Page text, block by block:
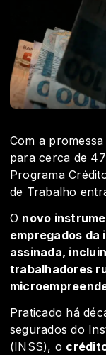
Com a
para cerca de
Programa
de Trabalho
O novo
empregados
assinada,
trabalhadores
Praticado há
segurados do
(INSS), o